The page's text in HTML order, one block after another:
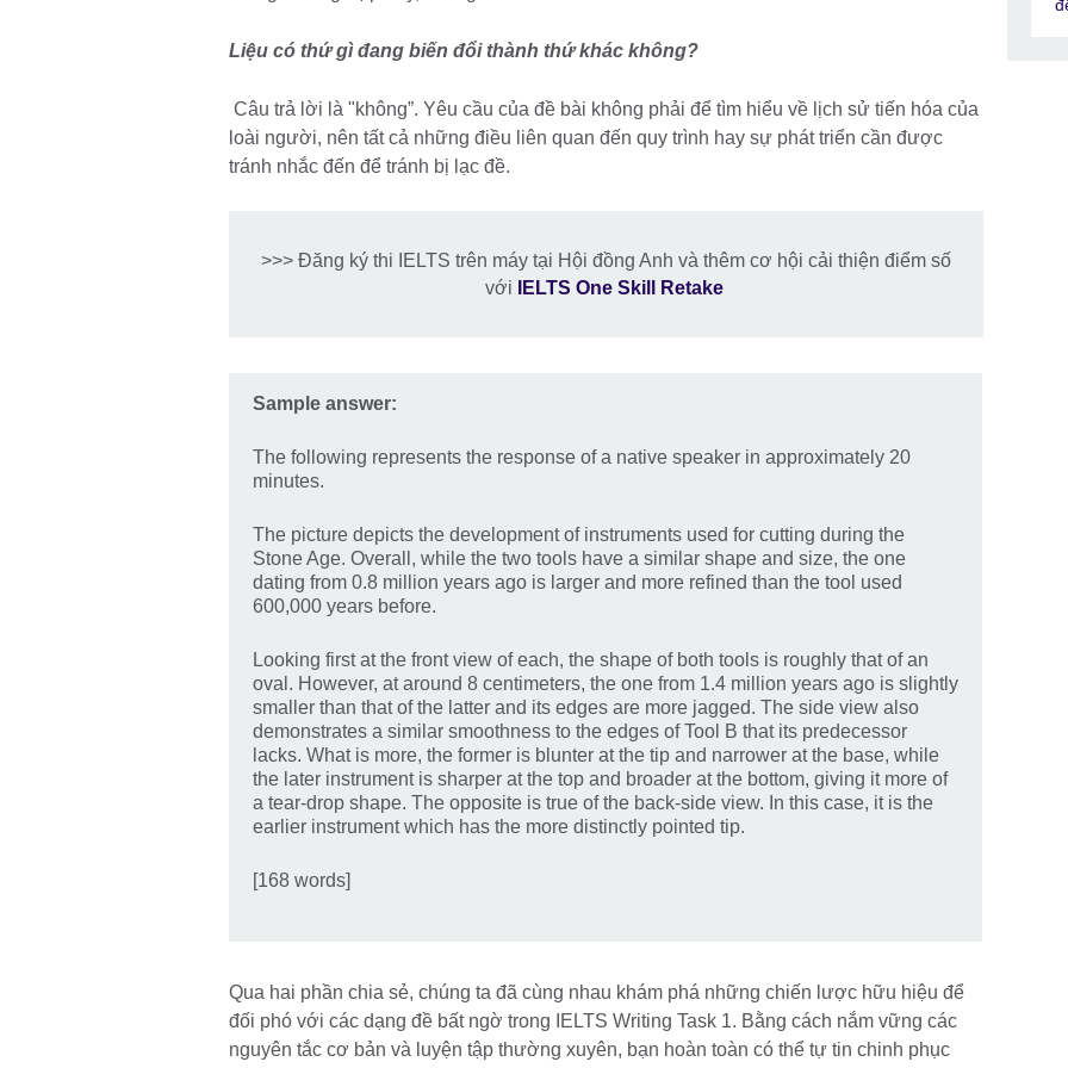
Liệu có thứ gì đang biến đổi thành thứ khác không?
Câu trả lời là "không”. Yêu cầu của đề bài không phải để tìm hiểu về lịch sử tiến hóa của
loài người, nên tất cả những điều liên quan đến quy trình hay sự phát triển cần được
tránh nhắc đến để tránh bị lạc đề.
>>> Đăng ký thi IELTS trên máy tại Hội đồng Anh và thêm cơ hội cải thiện điểm số
với
IELTS One Skill Retake
Sample answer:
The following represents the response of a native speaker in approximately 20
minutes.
The picture depicts the development of instruments used for cutting during the
Stone Age. Overall, while the two tools have a similar shape and size, the one
dating from 0.8 million years ago is larger and more refined than the tool used
600,000 years before.
Looking first at the front view of each, the shape of both tools is roughly that of an
oval. However, at around 8 centimeters, the one from 1.4 million years ago is slightly
smaller than that of the latter and its edges are more jagged. The side view also
demonstrates a similar smoothness to the edges of Tool B that its predecessor
lacks. What is more, the former is blunter at the tip and narrower at the base, while
the later instrument is sharper at the top and broader at the bottom, giving it more of
a tear-drop shape. The opposite is true of the back-side view. In this case, it is the
earlier instrument which has the more distinctly pointed tip.
[168 words]
Qua hai phần chia sẻ, chúng ta đã cùng nhau khám phá những chiến lược hữu hiệu để
đối phó với các dạng đề bất ngờ trong IELTS Writing Task 1. Bằng cách nắm vững các
nguyên tắc cơ bản và luyện tập thường xuyên, bạn hoàn toàn có thể tự tin chinh phục